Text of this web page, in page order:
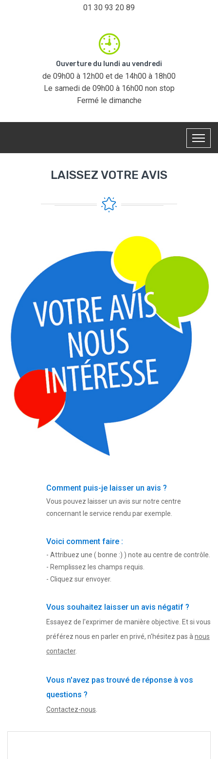
01 30 93 20 89
Ouverture du lundi au vendredi
de 09h00 à 12h00 et de 14h00 à 18h00
Le samedi de 09h00 à 16h00 non stop
Fermé le dimanche
LAISSEZ VOTRE AVIS
Comment puis-je laisser un avis ?
Vous pouvez laisser un avis sur notre centre
concernant le service rendu par exemple.
Voici comment faire :
- Attribuez une ( bonne :) ) note au centre de contrôle.
- Remplissez les champs requis.
- Cliquez sur envoyer.
Vous souhaitez laisser un avis négatif ?
Essayez de l'exprimer de manière objective. Et si vous
préférez nous en parler en privé, n'hésitez pas à nous
contacter.
Vous n'avez pas trouvé de réponse à vos
questions ?
Contactez-nous